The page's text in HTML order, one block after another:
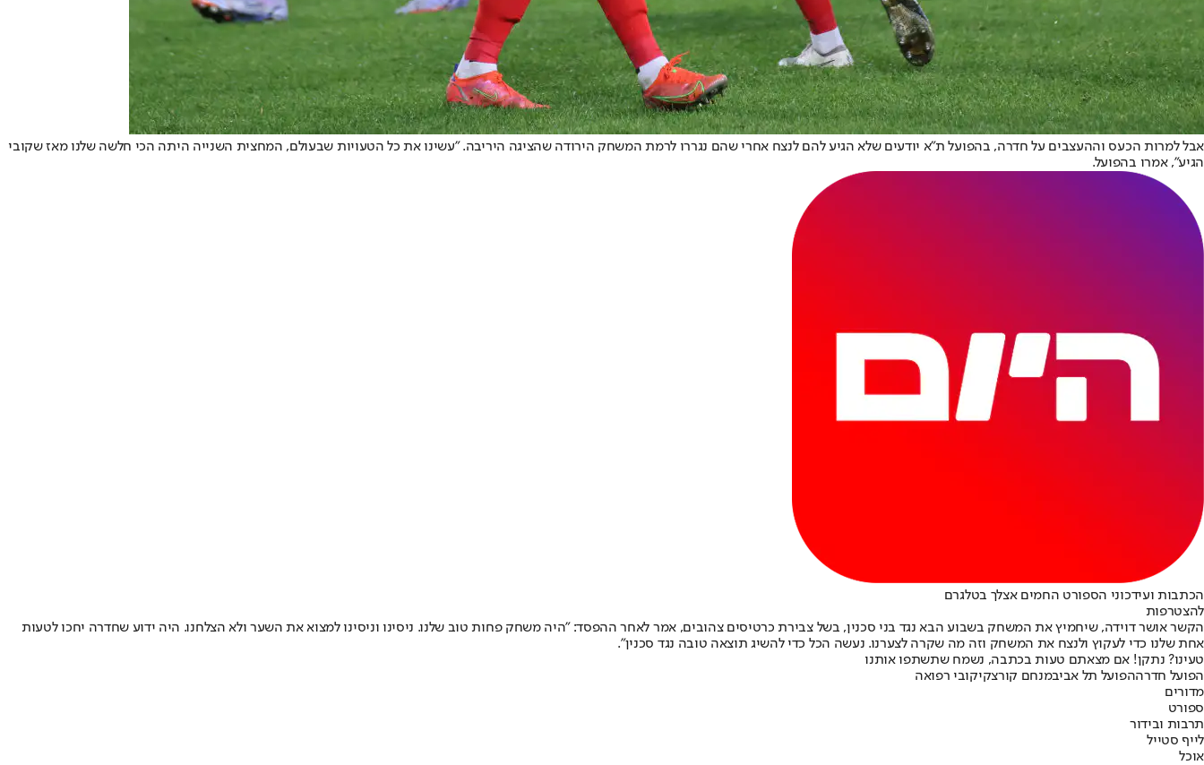
אבל למרות הכעס וההעצבים על חדרה, בהפועל ת"א יודעים שלא הגיע להם לנצח אחרי שהם נגררו לרמת המשחק הירודה שהציגה היריבה. "עשינו את כל הטעויות שבעולם, המחצית השנייה היתה הכי חלשה שלנו מאז שקובי
הגיע", אמרו בהפועל.
הכתבות ועידכוני הספורט החמים אצלך בטלגרם
להצטרפות
הקשר אושר דוידה, שיחמיץ את המשחק בשבוע הבא נגד בני סכנין, בשל צבירת כרטיסים צהובים, אמר לאחר ההפסד: "היה משחק פחות טוב שלנו. ניסינו וניסינו למצוא את השער ולא הצלחנו. היה ידוע שחדרה יחכו לטעות
אחת שלנו כדי לעקוץ ולנצח את המשחק וזה מה שקרה לצערנו. נעשה הכל כדי להשיג תוצאה טובה נגד סכנין".
טעינו? נתקן! אם מצאתם טעות בכתבה, נשמח שתשתפו אותנו
הפועל חדרההפועל תל אביבמנחם קורצקיקובי רפואה
מדורים
ספורט
תרבות ובידור
לייף סטייל
אוכל